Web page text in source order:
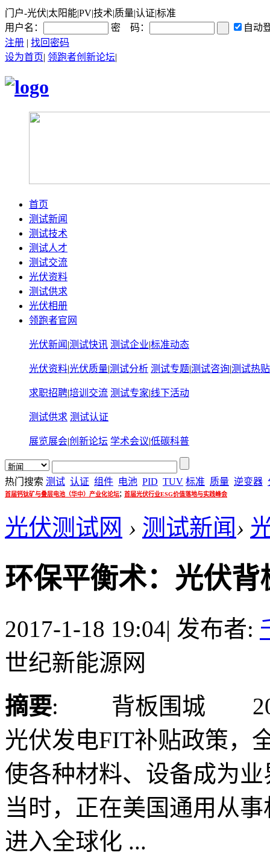
门户-光伏|太阳能|PV|技术|质量|认证|标准
用户名：
密 码：
自动
注册 | 找回密码
设为首页| 领跑者创新论坛|
首页
测试新闻
测试技术
测试人才
测试交流
光伏资料
测试供求
光伏相册
领跑者官网
光伏新闻 |测试快讯 测试企业|标准动态
光伏资料|光伏质量|测试分析 测试专题|测试咨询|测试热贴
求职招聘|培训交流 测试专家|线下活动
测试供求 测试认证
展览展会|创新论坛 学术会议|低碳科普
热门搜索 测试 认证 组件 电池 PID TUV 标准 质量 逆变器
首届钙钛矿与叠层电池（华中）产业化论坛; 首届光伏行业ESG价值落地与实践峰会
光伏测试网 › 测试新闻›
环保平衡术：光伏
2017-1-18 19:04| 发布者:
世纪新能源网
摘要: 背板围城 2004
光伏发电FIT补贴政策，
使各种材料、设备成为
当时，正在美国通用从
进入全球化 ...